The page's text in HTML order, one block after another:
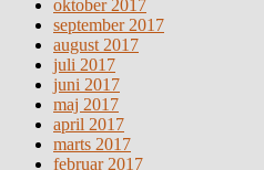
oktober 2017
september 2017
august 2017
juli 2017
juni 2017
maj 2017
april 2017
marts 2017
februar 2017